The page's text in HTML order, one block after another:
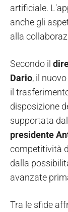
artificiale.
anche gli
alla
Secondo il
Dario, il
il
disposizione
supportata
presidente
competitività
dalla
avanzate
Tra le sfide